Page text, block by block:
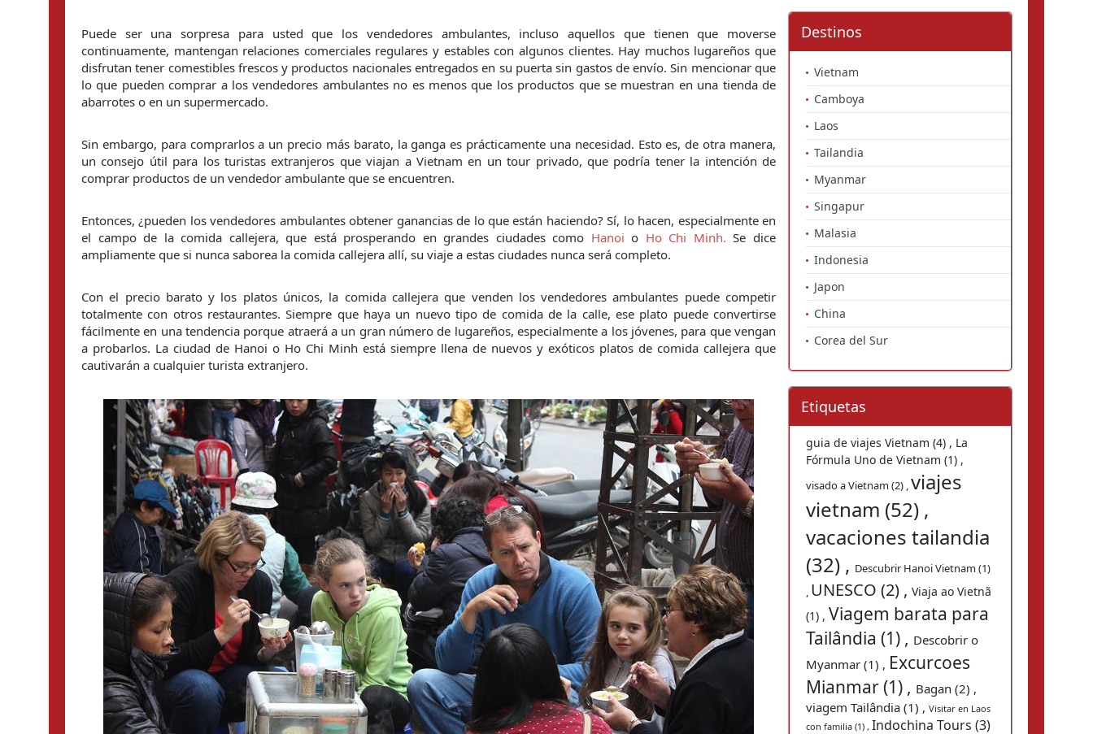
Puede ser una sorpresa para usted que los vendedores ambulantes, incluso aquellos que tienen que moverse
continuamente, mantengan relaciones comerciales regulares y estables con algunos clientes. Hay muchos lugareños que
disfrutan tener comestibles frescos y productos nacionales entregados en su puerta sin gastos de envío. Sin mencionar que
lo que pueden comprar a los vendedores ambulantes no es menos que los productos que se muestran en una tienda de
abarrotes o en un supermercado.
Sin embargo, para comprarlos a un precio más barato, la ganga es prácticamente una necesidad. Esto es, de otra manera,
un consejo útil para los turistas extranjeros que viajan a Vietnam en un tour privado, que podría tener la intención de
comprar productos de un vendedor ambulante que se encuentren.
Entonces, ¿pueden los vendedores ambulantes obtener ganancias de lo que están haciendo? Sí, lo hacen, especialmente en
el campo de la comida callejera, que está prosperando en grandes ciudades como Hanoi o Ho Chi Minh. Se dice
ampliamente que si nunca saborea la comida callejera allí, su viaje a estas ciudades nunca será completo.
Con el precio barato y los platos únicos, la comida callejera que venden los vendedores ambulantes puede competir
totalmente con otros restaurantes. Siempre que haya un nuevo tipo de comida de la calle, ese plato puede convertirse
fácilmente en una tendencia porque atraerá a un gran número de lugareños, especialmente a los jóvenes, para que vengan
a probarlos. La ciudad de Hanoi o Ho Chi Minh está siempre llena de nuevos y exóticos platos de comida callejera que
cautivarán a cualquier turista extranjero.
Destinos
Vietnam
Camboya
Laos
Tailandia
Myanmar
Singapur
Malasia
Indonesia
Japon
China
Corea del Sur
Etiquetas
guia de viajes Vietnam (4) , La
Fórmula Uno de Vietnam (1) ,
visado a Vietnam (2) ,viajes
vietnam (52) ,
vacaciones tailandia
(32) , Descubrir Hanoi Vietnam (1)
, UNESCO (2) , Viaja ao Vietnã
(1) , Viagem barata para
Tailândia (1) , Descobrir o
Myanmar (1) , Excurcoes
Mianmar (1) , Bagan (2) ,
viagem Tailândia (1) , Visitar en Laos
con familia (1) , Indochina Tours (3)